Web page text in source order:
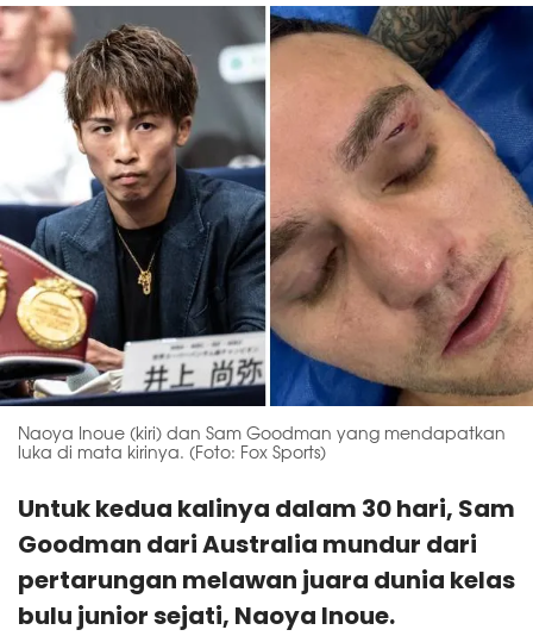
Naoya Inoue (kiri) dan Sam Goodman yang mendapatkan
luka di mata kirinya. (Foto: Fox Sports)
Untuk kedua kalinya dalam 30 hari, Sam
Goodman dari Australia mundur dari
pertarungan melawan juara dunia kelas
bulu junior sejati, Naoya Inoue.